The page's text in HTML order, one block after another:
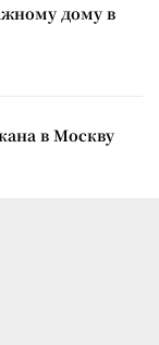
дому в
в Москву